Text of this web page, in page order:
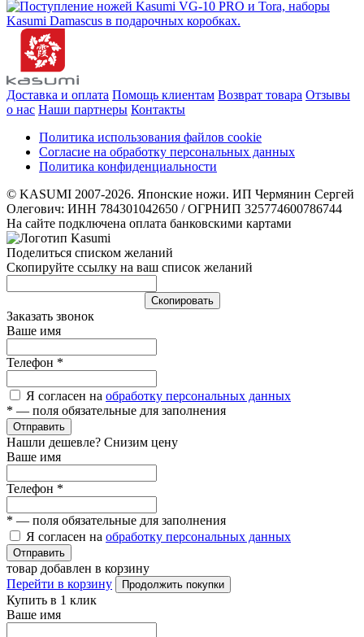
Доставка и оплата Помощь клиентам Возврат товара Отзывы
о нас Наши партнеры Контакты
Политика использования файлов cookie
Согласие на обработку персональных данных
Политика конфиденциальности
© KASUMI 2007-2026. Японские ножи. ИП Чермянин Сергей
Олегович: ИНН 784301042650 / ОГРНИП 325774600786744
На сайте подключена оплата банковскими картами
Поделиться списком желаний
Скопируйте ссылку на ваш список желаний
Cкопировать
Заказать звонок
Ваше имя
Телефон *
Я согласен на обработку персональных данных
* — поля обязательные для заполнения
Отправить
Нашли дешевле? Снизим цену
Ваше имя
Телефон *
* — поля обязательные для заполнения
Я согласен на обработку персональных данных
Отправить
товар добавлен в корзину
Перейти в корзину
Продолжить покупки
Купить в 1 клик
Ваше имя